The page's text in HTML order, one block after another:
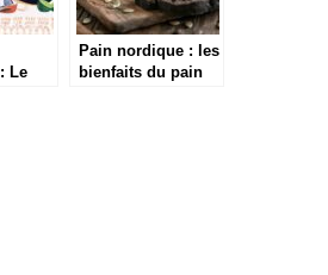
Le
Pain nordique : les
bienfaits du pain